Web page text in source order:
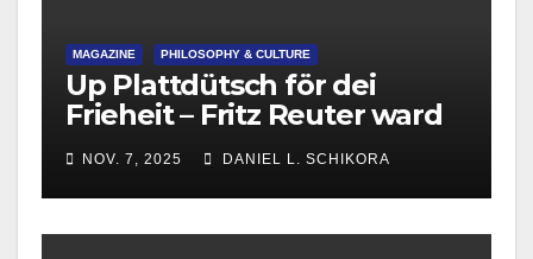
MAGAZINE PHILOSOPHY & CULTURE
Up Plattdütsch för dei
Frieheit – Fritz Reuter ward
215
NOV. 7, 2025 DANIEL L. SCHIKORA